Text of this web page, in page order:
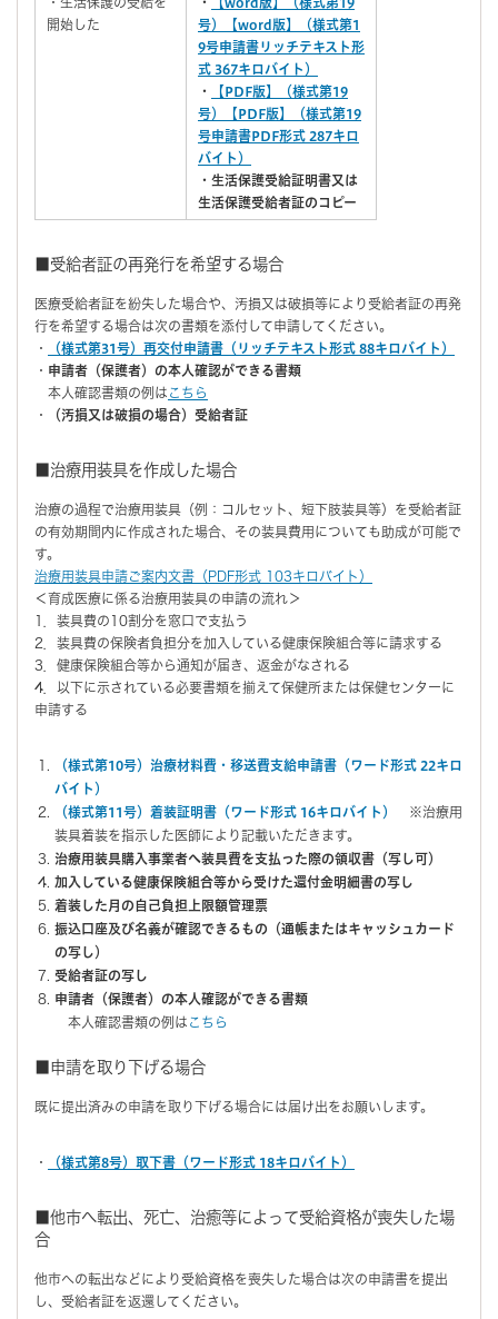
開始した
号）【word版】（様式第1
9号申請書リッチテキスト形
式 367キロバイト）
・
【PDF版】（様式第19
号）【PDF版】（様式第19
号申請書PDF形式 287キロ
バイト）
・生活保護受給証明書又は
生活保護受給者証のコピー
■受給者証の再発行を希望する場合
医療受給者証を紛失した場合や、汚損又は破損等により受給者証の再発
行を希望する場合は次の書類を添付して申請してください。
・
（様式第31号）再交付申請書（リッチテキスト形式 88キロバイト）
・ 申請者（保護者）の本人確認ができる書類
本人確認書類の例は こちら
・
（汚損又は破損の場合）受給者証
■治療用装具を作成した場合
治療の過程で治療用装具（例：コルセット、短下肢装具等）を受給者証
の有効期間内に作成された場合、その装具費用についても助成が可能で
す。
治療用装具申請ご案内文書（PDF形式 103キロバイト）
＜育成医療に係る治療用装具の申請の流れ＞
1．装具費の10割分を窓口で支払う
2．装具費の保険者負担分を加入している健康保険組合等に請求する
3．健康保険組合等から通知が届き、返金がなされる
4．以下に示されている必要書類を揃えて保健所または保健センターに
申請する
（様式第10号）治療材料費・移送費支給申請書（ワード形式 22キロ
バイト）
（様式第11号）着装証明書（ワード形式 16キロバイト）
※治療用
装具着装を指示した医師により記載いただきます。
治療用装具購入事業者へ装具費を支払った際の領収書（写し可）
加入している健康保険組合等から受けた還付金明細書の写し
着装した月の自己負担上限額管理票
振込口座及び名義が確認できるもの（通帳またはキャッシュカード
の写し）
受給者証の写し
申請者（保護者）の本人確認ができる書類
本人確認書類の例は こちら
■申請を取り下げる場合
既に提出済みの申請を取り下げる場合には届け出をお願いします。
・ （様式第8号）取下書（ワード形式 18キロバイト）
■他市へ転出、死亡、治癒等によって受給資格が喪失した場
合
他市への転出などにより受給資格を喪失した場合は次の申請書を提出
し、受給者証を返還してください。